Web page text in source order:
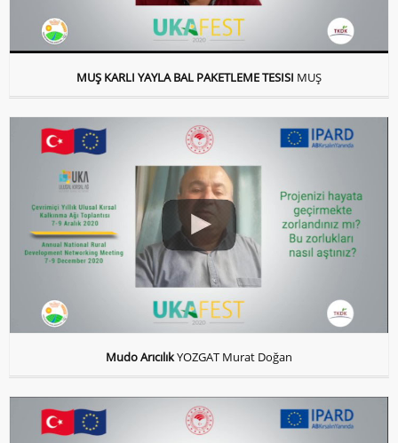
MUŞ KARLI YAYLA BAL PAKETLEME TESISI MUŞ
Mudo ArıcılıkYOZGAT Murat Doğan